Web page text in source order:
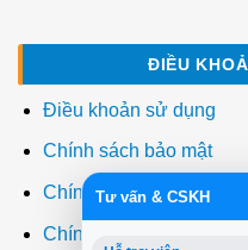
ĐIỀU
Điều khoản sử dụng
Chính sách bảo mật
Chính sách thanh toán
Chính sách giao hàng
Tư vấn & CSKH